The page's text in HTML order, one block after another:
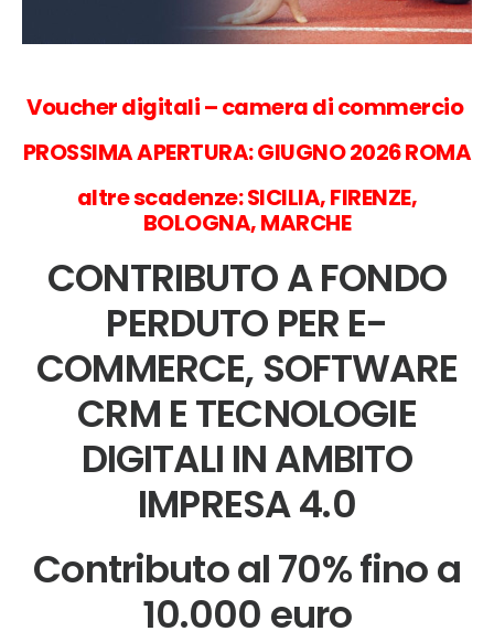
Voucher digitali – camera di commercio
PROSSIMA APERTURA: GIUGNO 2026 ROMA
altre scadenze: SICILIA, FIRENZE,
BOLOGNA, MARCHE
CONTRIBUTO A FONDO
PERDUTO PER E-
COMMERCE, SOFTWARE
CRM E TECNOLOGIE
DIGITALI IN AMBITO
IMPRESA 4.0
Contributo al 70% fino a
10.000 euro